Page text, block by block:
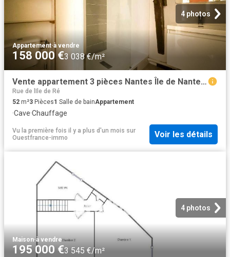
4 photos
Appartement·à vendre
158 000 €3 038 €/m²
Vente appartement 3 pièces Nantes Île de Nantes 44
Rue de lIle de Ré
52 m²3 Pièces1 Salle de bainAppartement
·Cave·Chauffage
Vu la première fois il y a plus d'un mois sur
Ouestfrance-immo
Voir les détails
4 photos
Maison·à vendre
195 000 €3 545 €/m²